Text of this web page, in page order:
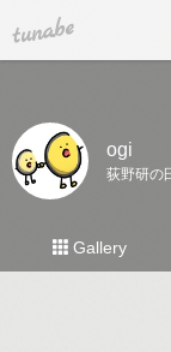
tuna.be
ogi
Gallery